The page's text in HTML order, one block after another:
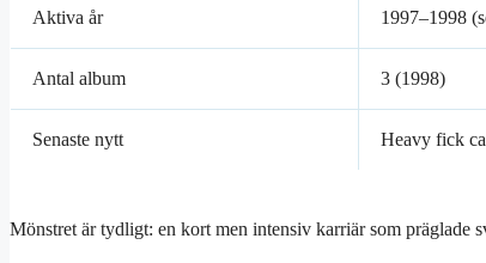
Aktiva år 1997–1998
Antal album 3 (1998)
Senaste nytt Heavy fick
Mönstret är tydligt: en kort men intensiv karriär som präglade